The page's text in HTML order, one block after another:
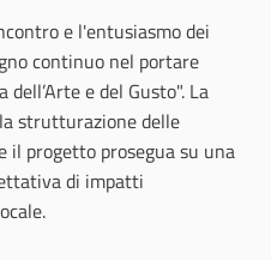
e l'entusiasmo dei
continuo nel portare
e del Gusto". La
strutturazione delle
progetto prosegua su una
di impatti